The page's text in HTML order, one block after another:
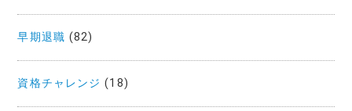
早期退職 (82)
資格チャレンジ (18)